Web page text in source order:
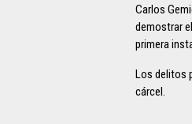
Carlos
demostrar
primera
Los delitos
cárcel.